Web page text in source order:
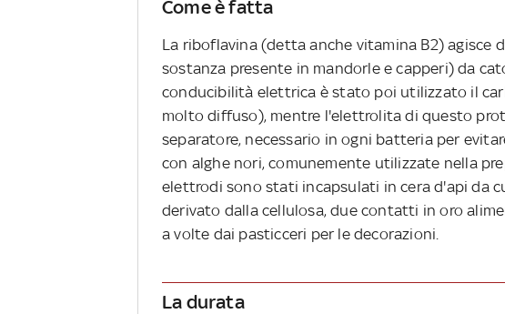
Come è fatta
La riboflavina (detta anche vitamina B2) agisce
sostanza presente in mandorle e capperi) da
conducibilità elettrica è stato poi utilizzato il
molto diffuso), mentre l'elettrolita di questo
separatore, necessario in ogni batteria per
con alghe nori, comunemente utilizzate nella
elettrodi sono stati incapsulati in cera d'api da
derivato dalla cellulosa, due contatti in oro
a volte dai pasticceri per le decorazioni.
La durata